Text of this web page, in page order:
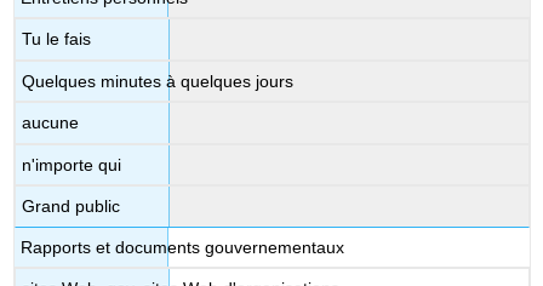
Tu le fais
Quelques minutes à quelques jours
aucune
n'importe qui
Grand public
Rapports et documents gouvernementaux